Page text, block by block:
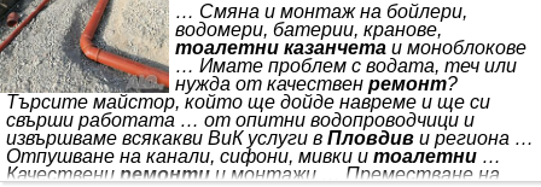
… Смяна и монтаж на бойлери,
водомери, батерии, кранове,
тоалетни казанчета и моноблокове
… Имате проблем с водата, теч или
нужда от качествен ремонт?
Търсите майстор, който ще дойде навреме и ще си
свърши работата … от опитни водопроводчици и
извършваме всякакви ВиК услуги в Пловдив и региона …
Отпушване на канали, сифони, мивки и тоалетни …
Качествени ремонти и монтажи … Преместване на